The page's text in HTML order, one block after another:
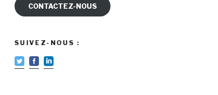
CONTACTEZ-NOUS
SUIVEZ-NOUS :